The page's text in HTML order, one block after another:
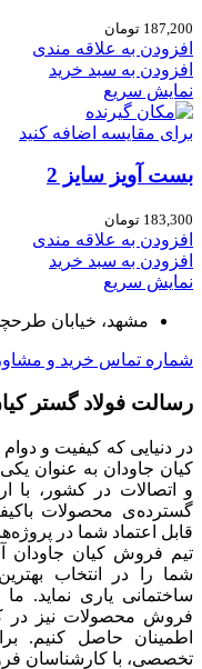
187,200 تومان
افزودن به علاقه مندی
افزودن به سبد خرید
نمایش سریع
برای مقایسه اضافه کنید
بست آویز سایز 2
183,300 تومان
افزودن به علاقه مندی
افزودن به سبد خرید
نمایش سریع
مشهد، خیابان
شماره تماس خرید و مشاوره
رسالت فولاد گستر
در دنیایی که کیفیت و
کیان جاودان به عنوان
و اتصالات در کشور، با
گسترده‌‌ی محصولات
قابل اعتماد شما در
تیم فروش کیان جاودان
شما را در انتخاب
ساختمانی یاری نماید.
فروش محصولات نیز در
اطمینان حاصل کنیم.
تخصصی، با کارشناسان